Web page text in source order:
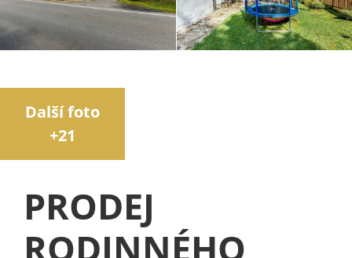
Další foto
+21
PRODEJ
RODINNÉHO